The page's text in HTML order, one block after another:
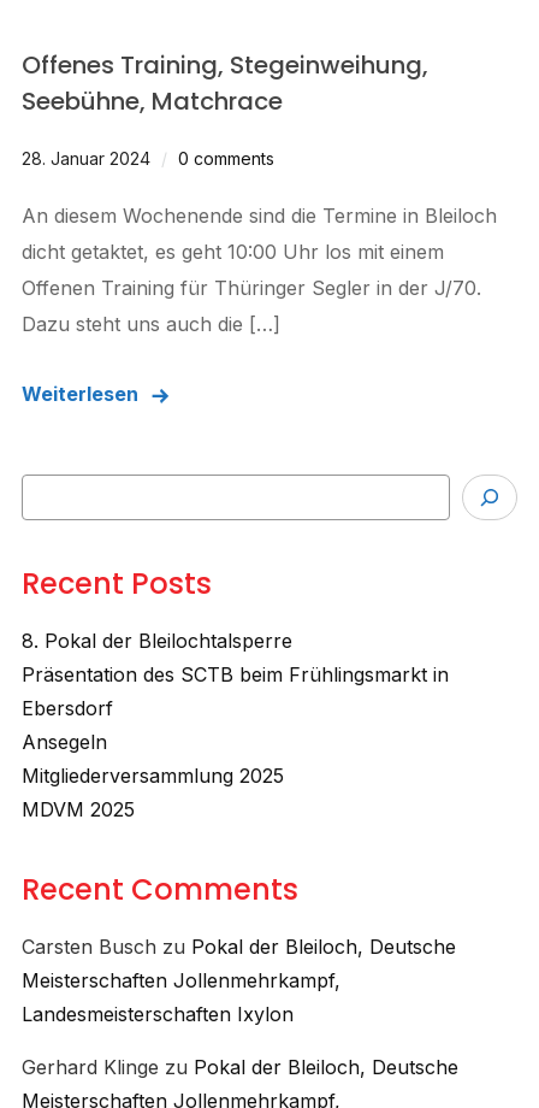
Offenes Training, Stegeinweihung,
Seebühne, Matchrace
28. Januar 2024 0 comments
An diesem Wochenende sind die Termine in Bleiloch
dicht getaktet, es geht 10:00 Uhr los mit einem
Offenen Training für Thüringer Segler in der J/70.
Dazu steht uns auch die […]
Weiterlesen
Recent Posts
8. Pokal der Bleilochtalsperre
Präsentation des SCTB beim Frühlingsmarkt in
Ebersdorf
Ansegeln
Mitgliederversammlung 2025
MDVM 2025
Recent Comments
Carsten Busch zu Pokal der Bleiloch, Deutsche
Meisterschaften Jollenmehrkampf,
Landesmeisterschaften Ixylon
Gerhard Klinge zu Pokal der Bleiloch, Deutsche
Meisterschaften Jollenmehrkampf,